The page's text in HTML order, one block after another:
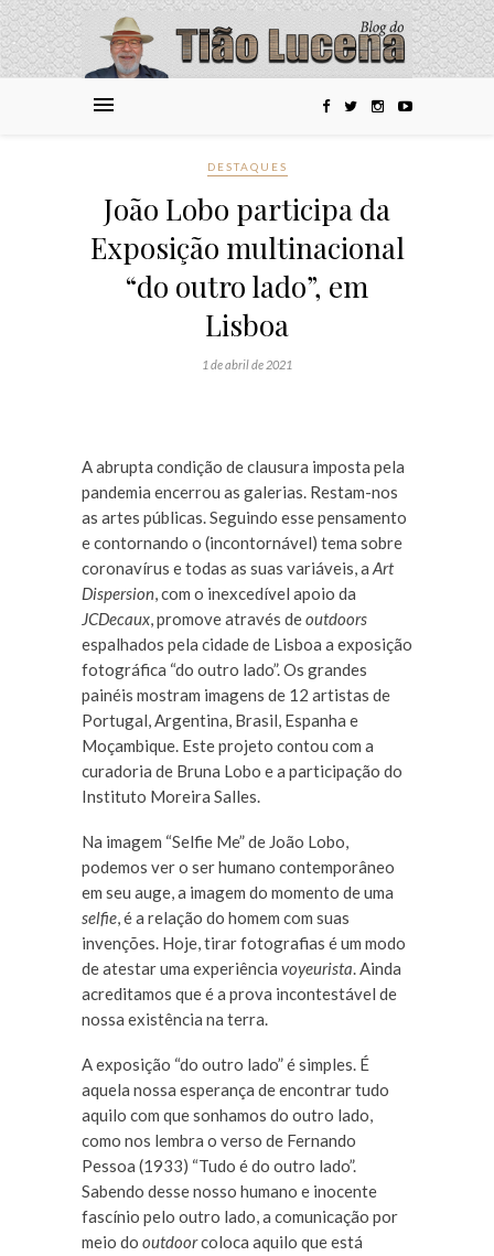
DESTAQUES
João Lobo participa da
Exposição multinacional
“do outro lado”, em
Lisboa
1 de abril de 2021
A abrupta condição de clausura imposta pela
pandemia encerrou as galerias. Restam-nos
as artes públicas. Seguindo esse pensamento
e contornando o (incontornável) tema sobre
coronavírus e todas as suas variáveis, a Art
Dispersion, com o inexcedível apoio da
JCDecaux, promove através deoutdoors
espalhados pela cidade de Lisboa a exposição
fotográfica “do outro lado”. Os grandes
painéis mostram imagens de 12 artistas de
Portugal, Argentina, Brasil, Espanha e
Moçambique. Este projeto contou com a
curadoria de Bruna Lobo e a participação do
Instituto Moreira Salles.
Na imagem “Selfie Me” de João Lobo,
podemos ver o ser humano contemporâneo
em seu auge, a imagem do momento de uma
selfie, é a relação do homem com suas
invenções. Hoje, tirar fotografias é um modo
de atestar uma experiência voyeurista. Ainda
acreditamos que é a prova incontestável de
nossa existência na terra.
A exposição “do outro lado” é simples. É
aquela nossa esperança de encontrar tudo
aquilo com que sonhamos do outro lado,
como nos lembra o verso de Fernando
Pessoa (1933) “Tudo é do outro lado”.
Sabendo desse nosso humano e inocente
fascínio pelo outro lado, a comunicação por
meio do outdoorcoloca aquilo que está